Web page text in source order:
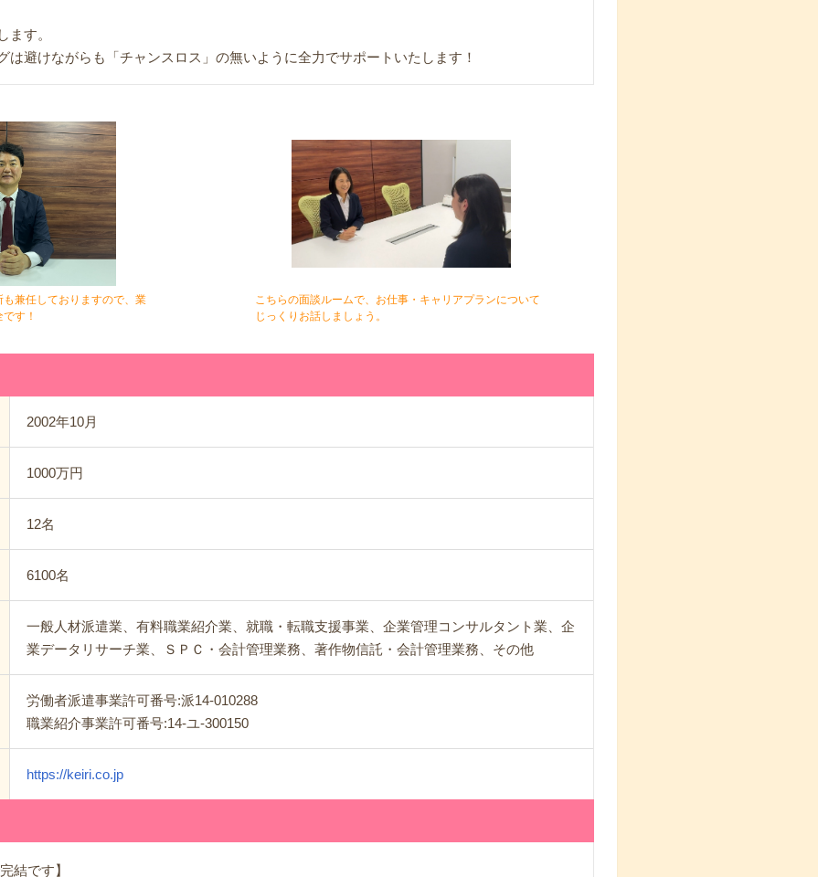
ます。
は避けながらも「チャンスロス」の無いように全力でサポートいたします！
兼任しておりますので、業
す！
こちらの面談ルームで、お仕事・キャリアプランについて
じっくりお話しましょう。
2002年10月
1000万円
12名
6100名
一般人材派遣業、有料職業紹介業、就職・転職支援事業、企業管理コンサルタント業、企
業データリサーチ業、ＳＰＣ・会計管理業務、著作物信託・会計管理業務、その他
労働者派遣事業許可番号:派14-010288
職業紹介事業許可番号:14-ユ-300150
https://keiri.co.jp
結です】